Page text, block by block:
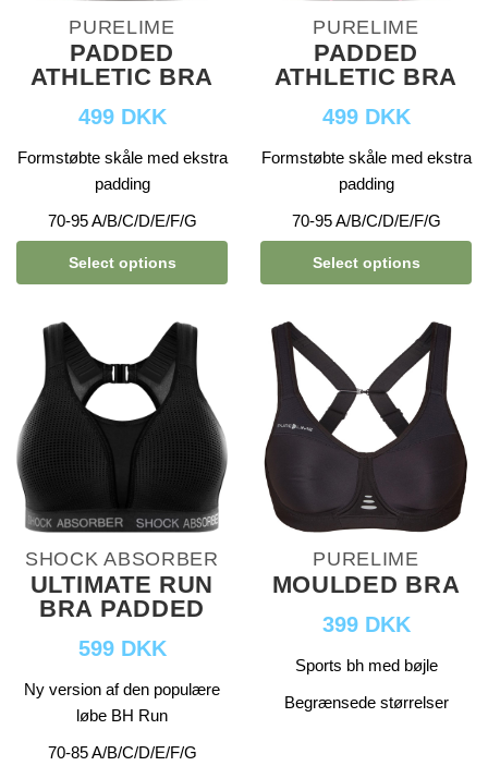
PURELIME
PADDED
ATHLETIC BRA
499 DKK
Formstøbte skåle med ekstra
padding
70-95 A/B/C/D/E/F/G
Select options
PURELIME
PADDED
ATHLETIC BRA
499 DKK
Formstøbte skåle med ekstra
padding
70-95 A/B/C/D/E/F/G
Select options
SHOCK ABSORBER
ULTIMATE RUN
BRA PADDED
599 DKK
Ny version af den populære
løbe BH Run
70-85 A/B/C/D/E/F/G
PURELIME
MOULDED BRA
399 DKK
Sports bh med bøjle
Begrænsede størrelser